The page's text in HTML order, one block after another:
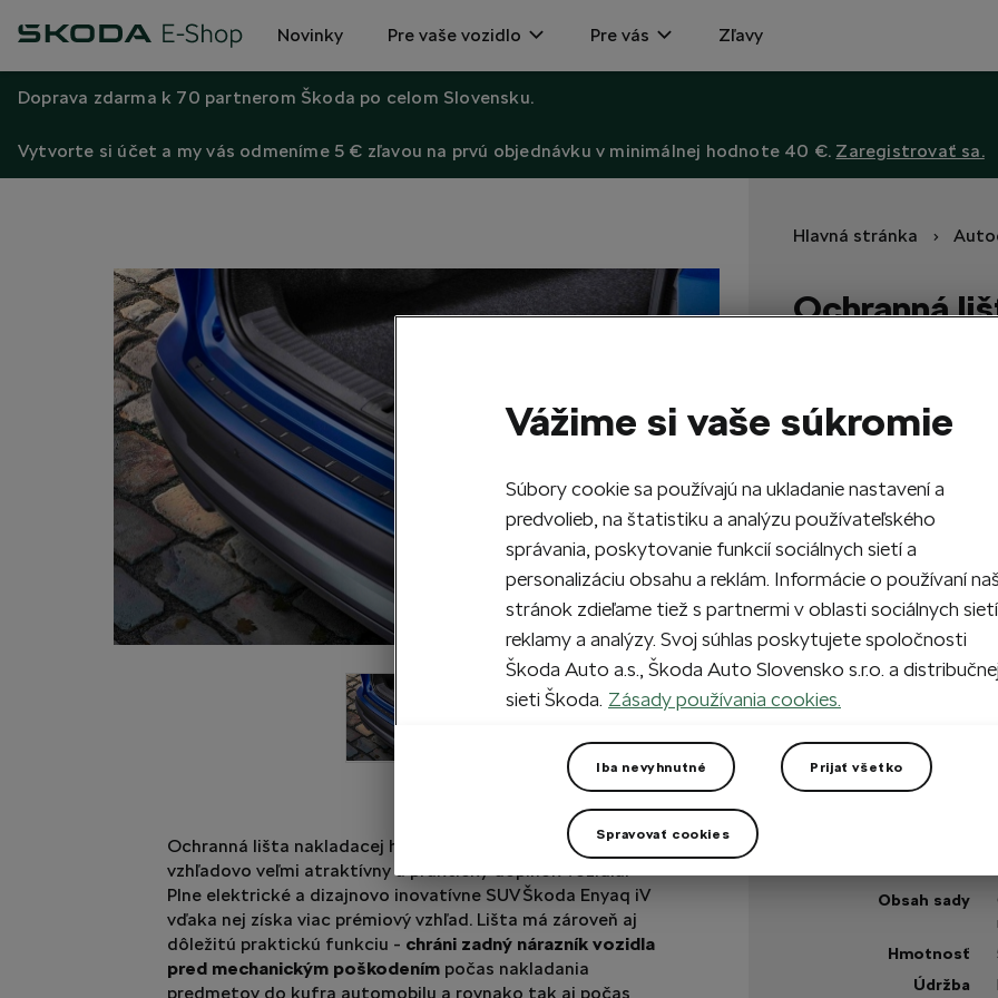
Novinky Pre vaše vozidlo Pre vás Zľavy
Doprava zdarma k 70 partnerom Škoda po celom Slovensku.
Vytvorte si účet a my vás odmeníme 5 € zľavou na prvú objednávku v minimálnej hodnote 40 €. Zaregistrovať sa.
Hlavná stránka
Ochranná
Chráni zadný nárazník
Ochranná lišta nakladacej hrany - čierna lesklá predstavuje
vzhľadovo veľmi atraktívny a praktický doplnok vozidla.
Plne elektrické a dizajnovo inovatívne SUV Škoda Enyaq iV
vďaka nej získa viac prémiový vzhľad. Lišta má zároveň aj
dôležitú praktickú funkciu - chráni zadný nárazník vozidla
pred mechanickým poškodením počas nakladania
predmetov do kufra automobilu a rovnako tak aj počas
1
Technické špecifikácie
Obsah sady
Hmotnosť
Údržba
Vážime si vaše súkromie
Súbory cookie sa používajú na ukladanie nastavení a
predvolieb, na štatistiku a analýzu používateľského
správania, poskytovanie funkcií sociálnych sietí a
personalizáciu obsahu a reklám. Informácie o používaní
stránok zdieľame tiež s partnermi v oblasti sociálnych
reklamy a analýzy. Svoj súhlas poskytujete spoločnosti
Škoda Auto a.s., Škoda Auto Slovensko s.r.o. a distribučnej
sieti Škoda. Zásady používania cookies.
Iba nevyhnutné Prijať všetko
Spravovať cookies